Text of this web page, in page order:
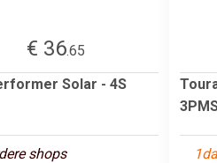
€ 36.65
Solar - 4S
shops